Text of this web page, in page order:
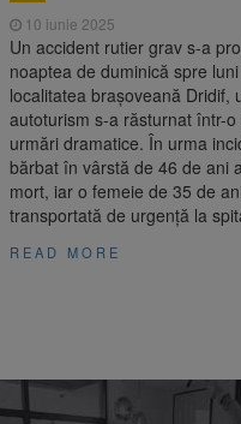
Contract de peste 1
de trei luni
dintre cele mai mari
va fi amenajat în
Contractul a fost
blocat pe DN1E Brașov
un accident. Două
medicale
10 iunie 2025
Un accident rutier grav s-a
noaptea de duminică spre
localitatea brașoveană Dridif,
autoturism s-a răsturnat într-o
urmări dramatice. În urma
bărbat în vârstă de 46 de ani
mort, iar o femeie de 35 de
transportată de urgență la
READ MORE